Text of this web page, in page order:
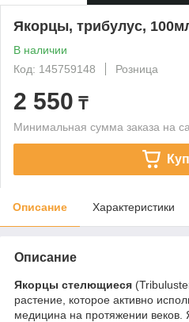
Якорцы, трибулус,
В наличии
Код: 145759148
Розница
2 550 ₸
Минимальная сумма заказа на
Описание Характеристики
Описание
Якорцы стелющиеся
растение, которое активно
медицина на протяжении веков.